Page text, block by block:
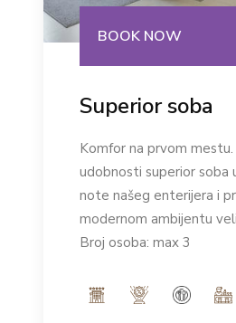
BOOK NOW
Superior soba
Komfor na prvom
udobnosti superior soba
note našeg enterijera i
modernom ambijentu
Broj osoba: max 3